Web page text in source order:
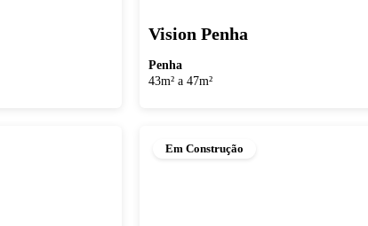
Vision Penha
Penha
43m² a 47m²
Em Construção